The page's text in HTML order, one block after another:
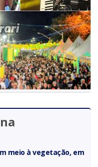
meio à vegetação, em